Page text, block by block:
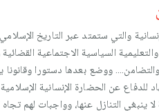
والتي ستمتد عبر التاريخ
السياسية الاجتماعية
ووضع بعدها دستورا وقانونا
للدفاع عن الحضارة الإنسانية
ينبغي التنازل عنها، وواجبات لهم